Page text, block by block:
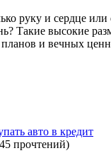
руку и сердце
Такие высокие
и вечных
авто в кредит
прочтений)